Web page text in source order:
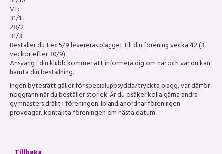
VT:
31/1
28/2
31/3
Beställer du t.ex 5/9 levereras plagget till din förening vecka 42 (3
veckor efter 30/9)
Ansvarig i din klubb kommer att informera dig om när och var du kan
hämta din beställning.
Ingen bytesrätt gäller för specialuppsydda/tryckta plagg, var därför
noggrann när du beställer storlek. Är du osäker kolla gärna andra
gymnasters dräkt i föreningen. Ibland anordnar föreningen
provdagar, kontakta föreningen om nästa datum.